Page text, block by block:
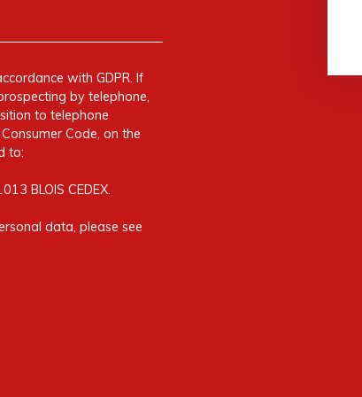
with GDPR. If
by telephone,
to telephone
Code, on the
to:
BLOIS CEDEX.
data, please see